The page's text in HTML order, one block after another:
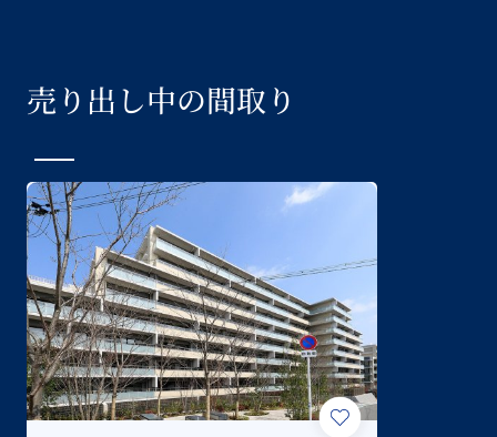
売り出し中の間取り